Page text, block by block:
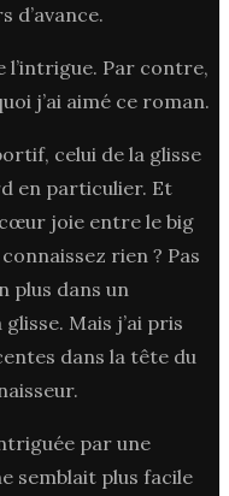
d’avance.
l’intrigue. Par contre,
j’ai aimé ce roman.
celui de la glisse
en particulier. Et
cœur joie entre le big
rien ? Pas
plus dans un
Mais j’ai pris
dans la tête du
par une
semblait plus facile